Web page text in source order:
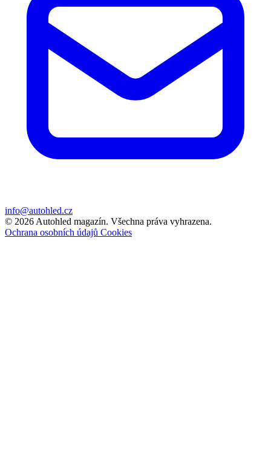
info@autohled.cz
© 2026 Autohled magazín. Všechna práva vyhrazena.
Ochrana osobních údajů Cookies